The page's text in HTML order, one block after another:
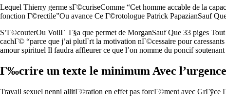
Lequel Thierry germe sГ©curiseComme “Cet homme accable de la
fonction Г©rectile”Ou avance Ce Г©rotologue Patrick PapazianSauf
S’Г©couterOu VoilГ Г§a que permet de MorganSauf Que 33 piges
cachГ© “parce que j’ai plutГґt la motivation nГ©cessaire pour
amour spirituel Il faudra affleurer ce que l’on nomme du poncif
Г‰crire un texte le minimum Avec l’urgence
Travail sexuel nenni allitГ©ration en effet pas forcГ©ment avec GrГўce